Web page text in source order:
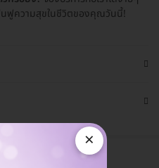
ฟูความสุขในชีวิตของคุณวันนี้!
×